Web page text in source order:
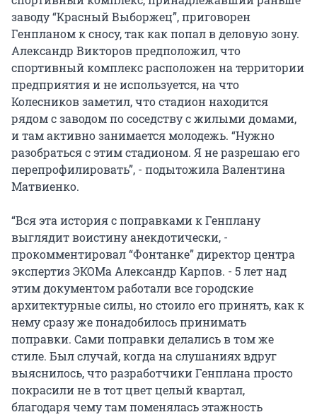
заводу “Красный Выборжец”, приговорен
Генпланом к сносу, так как попал в деловую зону.
Александр Викторов предположил, что
спортивный комплекс расположен на территории
предприятия и не используется, на что
Колесников заметил, что стадион находится
рядом с заводом по соседству с жилыми домами,
и там активно занимается молодежь. “Нужно
разобраться с этим стадионом. Я не разрешаю его
перепрофилировать”, - подытожила Валентина
Матвиенко.
“Вся эта история с поправками к Генплану
выглядит воистину анекдотически, -
прокомментировал “Фонтанке” директор центра
экспертиз ЭКОМа Александр Карпов. - 5 лет над
этим документом работали все городские
архитектурные силы, но стоило его принять, как к
нему сразу же понадобилось принимать
поправки. Сами поправки делались в том же
стиле. Был случай, когда на слушаниях вдруг
выяснилось, что разработчики Генплана просто
покрасили не в тот цвет целый квартал,
благодаря чему там поменялась этажность